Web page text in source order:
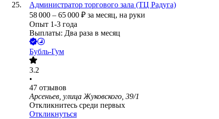
Администратор торгового зала (ТЦ Радуга)
58 000 – 65 000 ₽ за месяц, на руки
Опыт 1-3 года
Выплаты: Два раза в месяц
Бубль-Гум
3.2
•
47 отзывов
Арсеньев, улица Жуковского, 39/1
Откликнитесь среди первых
Откликнуться